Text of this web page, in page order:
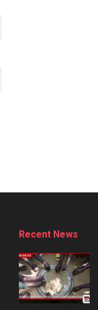
Recent News